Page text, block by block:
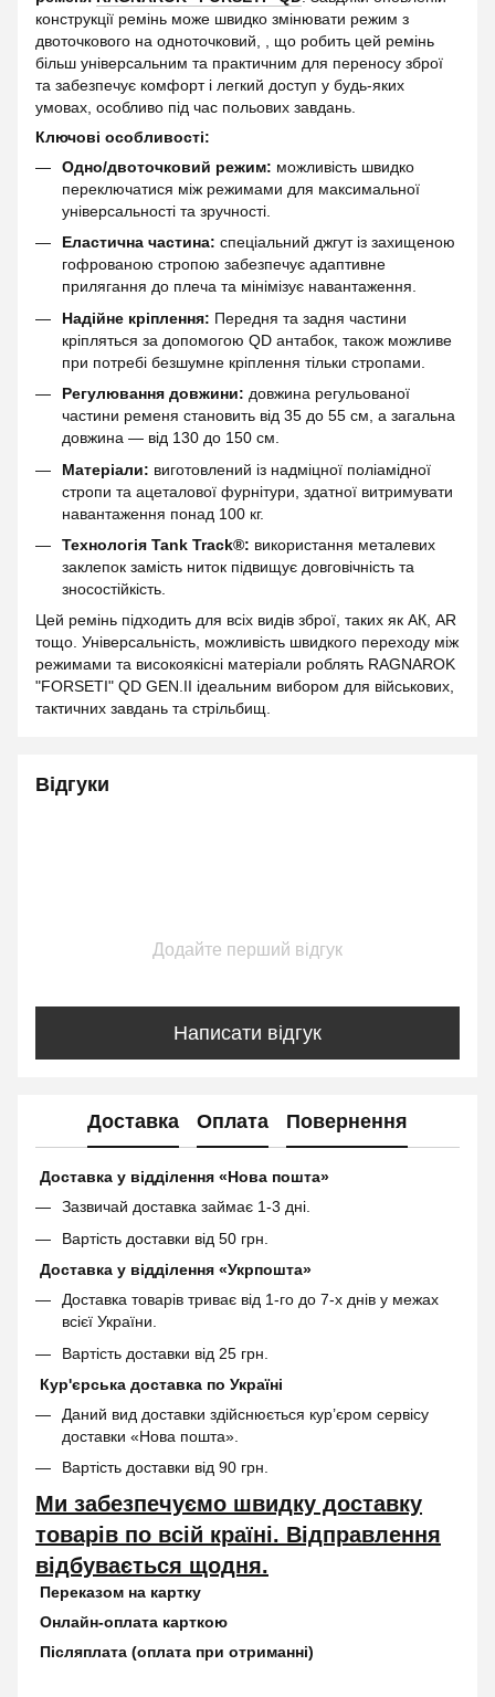
конструкції ремінь може швидко змінювати режим з
двоточкового на одноточковий, , що робить цей ремінь
більш універсальним та практичним для переносу зброї
та забезпечує комфорт і легкий доступ у будь-яких
умовах, особливо під час польових завдань.
Ключові особливості:
Одно/двоточковий режим: можливість швидко
переключатися між режимами для максимальної
універсальності та зручності.
Еластична частина: спеціальний джгут із захищеною
гофрованою стропою забезпечує адаптивне
прилягання до плеча та мінімізує навантаження.
Надійне кріплення: Передня та задня частини
кріпляться за допомогою QD антабок, також можливе
при потребі безшумне кріплення тільки стропами.
Регулювання довжини: довжина регульованої
частини ременя становить від 35 до 55 см, а загальна
довжина — від 130 до 150 см.
Матеріали: виготовлений із надміцної поліамідної
стропи та ацеталової фурнітури, здатної витримувати
навантаження понад 100 кг.
Технологія Tank Track®: використання металевих
заклепок замість ниток підвищує довговічність та
зносостійкість.
Цей ремінь підходить для всіх видів зброї, таких як АК, AR
тощо. Універсальність, можливість швидкого переходу між
режимами та високоякісні матеріали роблять RAGNAROK
"FORSETI" QD GEN.II ідеальним вибором для військових,
тактичних завдань та стрільбищ.
Відгуки
Додайте перший відгук
Написати відгук
Доставка Оплата Повернення
Доставка у відділення «Нова пошта»
Зазвичай доставка займає 1-3 дні.
Вартість доставки від 50 грн.
Доставка у відділення «Укрпошта»
Доставка товарів триває від 1-го до 7-х днів у межах
всієї України.
Вартість доставки від 25 грн.
Кур'єрська доставка по Україні
Даний вид доставки здійснюється кур’єром сервісу
доставки «Нова пошта».
Вартість доставки від 90 грн.
Ми забезпечуємо швидку доставку
товарів по всій країні. Відправлення
відбувається щодня.
Переказом на картку
Онлайн-оплата карткою
Післяплата (оплата при отриманні)